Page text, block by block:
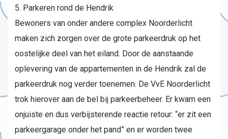
Parkeren rond de Hendrik
Bewoners van onder andere complex Noorderlicht
maken zich zorgen over de grote parkeerdruk op het
oostelijke deel van het eiland. Door de aanstaande
oplevering van de appartementen in de Hendrik zal de
parkeerdruk nog verder toenemen. De VvE Noorderlicht
trok hierover aan de bel bij parkeerbeheer. Er kwam een
onjuiste en dus verbijsterende reactie retour: “er zit een
parkeergarage onder het pand” en er worden twee